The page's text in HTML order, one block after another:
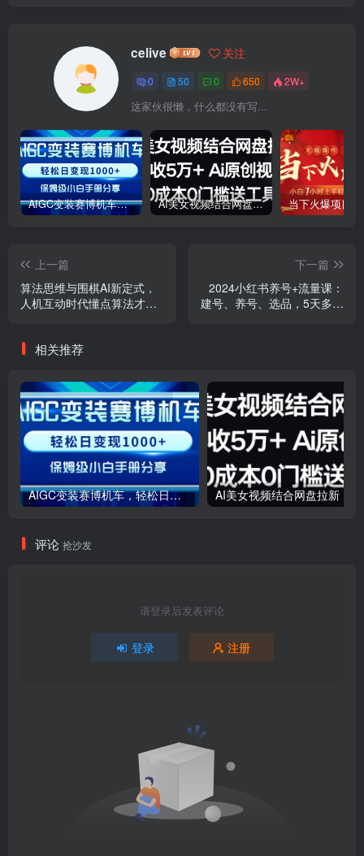
celive 关注
0 50 0 650 2W+
这家伙很懒，什么都没有写...
AIGC变装赛博机车，轻松日变现1000+，保姆级小白手册分享！ AI美女视频结合网盘拉新，日收5万+两分钟一条Ai原创视频，0成本0门槛送工具
上一篇
算法思维与围棋AI新定式，
人机互动时代懂点算法才能
下一篇
2024小红书养号+流量课：
建号、养号、选品，5天多款
相关推荐
AIGC变装赛博机车，轻松日变现1000+，保姆级小白手册分享！
评论 抢沙发
请登录后发表评论
登录 注册